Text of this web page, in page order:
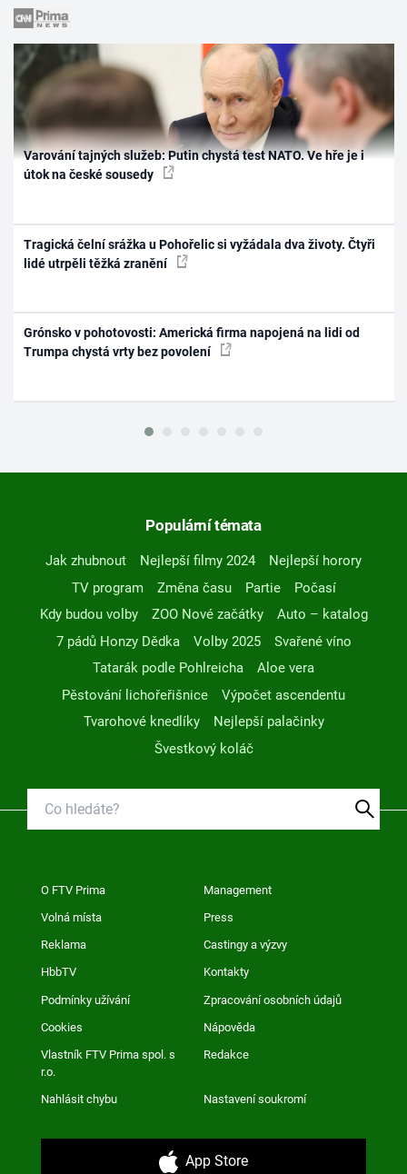
Varování tajných služeb: Putin chystá test NATO. Ve hře je i
útok na české sousedy
Tragická čelní srážka u Pohořelic si vyžádala dva životy. Čtyři
lidé utrpěli těžká zranění
Grónsko v pohotovosti: Americká firma napojená na lidi od
Trumpa chystá vrty bez povolení
Populární témata
Jak zhubnout Nejlepší filmy 2024
Nejlepší horory
TV program
Změna času Partie
Počasí
Kdy budou volby
ZOO Nové začátky
Auto – katalog
7 pádů Honzy Dědka
Volby 2025
Svařené víno
Tatarák podle Pohlreicha
Aloe vera
Pěstování lichořeřišnice
Výpočet ascendentu
Tvarohové knedlíky
Nejlepší palačinky
Švestkový koláč
O FTV Prima Management
Volná místa Press
Reklama Castingy a výzvy
HbbTV Kontakty
Podmínky užívání Zpracování osobních údajů
Cookies Nápověda
Vlastník FTV Prima spol. s
r.o.
Redakce
Nahlásit chybu Nastavení soukromí
App Store